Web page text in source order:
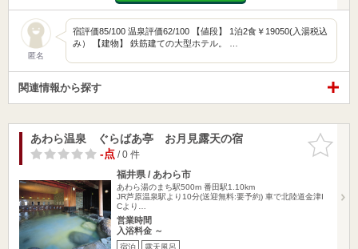
匿名
宿評価85/100 温泉評価62/100 【値段】 1泊2食￥19050(入湯税込
み） 【建物】 鉄筋建ての大型ホテル。 …
関連情報から探す
お気に入
りに追加
あわら温泉 ぐらばあ亭 お月見露天の宿
-点/ 0 件
福井県 / あわら市
あわら湯のまち駅500m 番田駅1.10km
JR芦原温泉駅より10分(送迎無料:要予約) 車で北陸道金津I
Cより…
営業時間
入浴料金 ～
宿泊 露天風呂